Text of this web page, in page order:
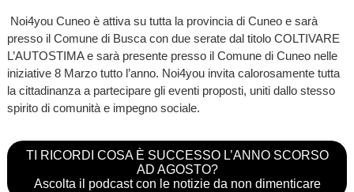
Noi4you Cuneo è attiva su tutta la provincia di Cuneo e sarà
presso il Comune di Busca con due serate dal titolo COLTIVARE
L’AUTOSTIMA e sarà presente presso il Comune di Cuneo nelle
iniziative 8 Marzo tutto l’anno. Noi4you invita calorosamente tutta
la cittadinanza a partecipare gli eventi proposti, uniti dallo stesso
spirito di comunità e impegno sociale.
TI RICORDI COSA È SUCCESSO L’ANNO SCORSO
AD AGOSTO?
Ascolta il podcast con le notizie da non dimenticare